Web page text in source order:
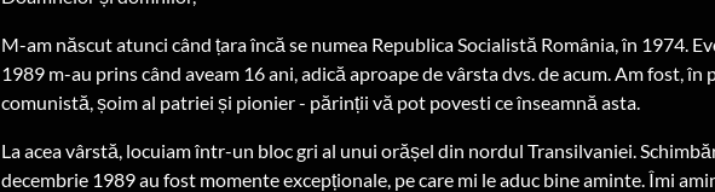
M-am născut atunci când țara încă se numea Republica Socialistă România, în 1974.
1989 m-au prins când aveam 16 ani, adică aproape de vârsta dvs. de acum. Am fost, în
comunistă, șoim al patriei și pionier - părinții vă pot povesti ce înseamnă asta.
La acea vârstă, locuiam într-un bloc gri al unui orășel din nordul Transilvaniei.
decembrie 1989 au fost momente excepționale, pe care mi le aduc bine aminte. Îmi